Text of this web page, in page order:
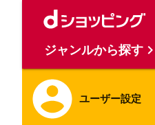
ユーザー設定
ジャンルから探す